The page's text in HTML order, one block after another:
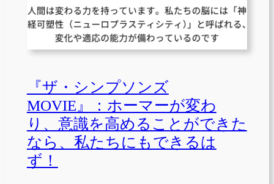
『ザ・シンプソンズ
MOVIE』：ホーマーが変わ
り、意識を高めることができた
なら、私たちにもできるは
ず！